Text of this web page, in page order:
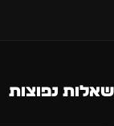
שאלות נפוצות